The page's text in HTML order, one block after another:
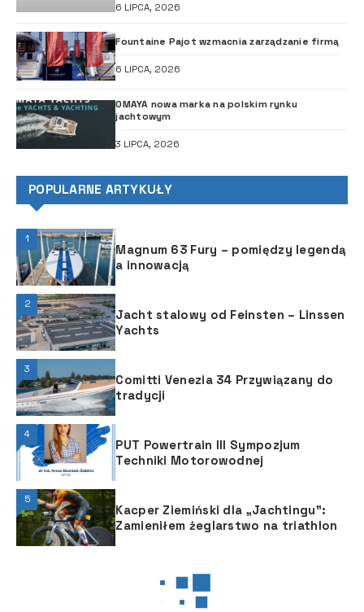
6 LIPCA, 2026
Fountaine Pajot wzmacnia zarządzanie firmą
6 LIPCA, 2026
OMAYA nowa marka na polskim rynku
jachtowym
3 LIPCA, 2026
POPULARNE ARTYKUŁY
1
Magnum 63 Fury – pomiędzy legendą
a innowacją
2
Jacht stalowy od Feinsten – Linssen
Yachts
3
Comitti Venezia 34 Przywiązany do
tradycji
4
PUT Powertrain III Sympozjum
Techniki Motorowodnej
5
Kacper Ziemiński dla „Jachtingu”:
Zamieniłem żeglarstwo na triathlon